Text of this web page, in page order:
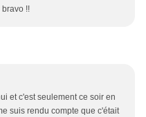
!!
et c'est seulement ce soir en
suis rendu compte que c'était